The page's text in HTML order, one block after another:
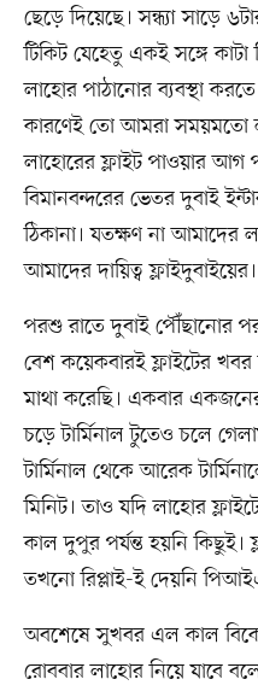
ছেড়ে দিয়েছে। সন্ধ্যা সাড়ে
টিকিট যেহেতু একই সঙ্গে
লাহোর পাঠানোর ব্যবস্থা
কারণেই তো আমরা সময়মতো
লাহোরের ফ্লাইট পাওয়ার আগ
বিমানবন্দরের ভেতর দুবাই
ঠিকানা। যতক্ষণ না আমাদের
আমাদের দায়িত্ব ফ্লাইদুবাইয়ের।
পরশু রাতে দুবাই পৌঁছানোর
বেশ কয়েকবারই ফ্লাইটের খবর
মাথা করেছি। একবার
চড়ে টার্মিনাল টুতেও চলে
টার্মিনাল থেকে আরেক
মিনিট। তাও যদি লাহোর
কাল দুপুর পর্যন্ত হয়নি কিছুই।
তখনো রিপ্লাই-ই দেয়নি
অবশেষে সুখবর এল কাল
রোববার লাহোর নিয়ে যাবে